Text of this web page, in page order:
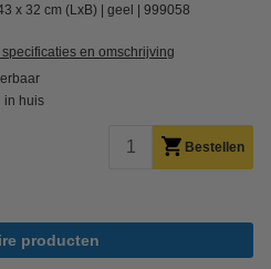
x 32 cm (LxB) geel 999058
en omschrijving
in huis
Bestellen
producten